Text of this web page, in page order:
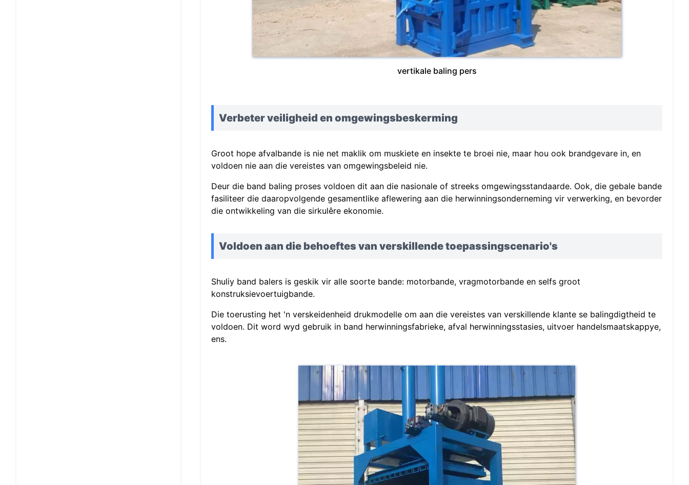
vertikale baling pers
Verbeter veiligheid en omgewingsbeskerming
Groot hope afvalbande is nie net maklik om muskiete en insekte te broei nie, maar hou ook brandgevare in, en
voldoen nie aan die vereistes van omgewingsbeleid nie.
Deur die band baling proses voldoen dit aan die nasionale of streeks omgewingsstandaarde. Ook, die gebale bande
fasiliteer die daaropvolgende gesamentlike aflewering aan die herwinningsonderneming vir verwerking, en bevorder
die ontwikkeling van die sirkulêre ekonomie.
Voldoen aan die behoeftes van verskillende toepassingscenario's
Shuliy band balers is geskik vir alle soorte bande: motorbande, vragmotorbande en selfs groot
konstruksievoertuigbande.
Die toerusting het 'n verskeidenheid drukmodelle om aan die vereistes van verskillende klante se balingdigtheid te
voldoen. Dit word wyd gebruik in band herwinningsfabrieke, afval herwinningsstasies, uitvoer handelsmaatskappye,
ens.